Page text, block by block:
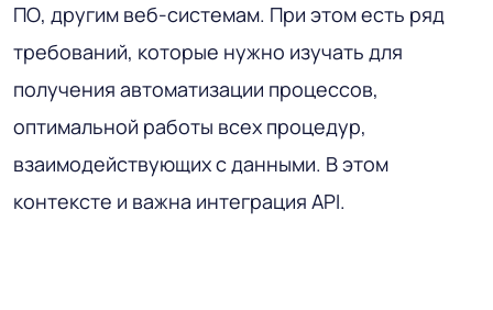
ПО, другим веб-системам. При этом есть ряд
требований, которые нужно изучать для
получения автоматизации процессов,
оптимальной работы всех процедур,
взаимодействующих с данными. В этом
контексте и важна интеграция API.